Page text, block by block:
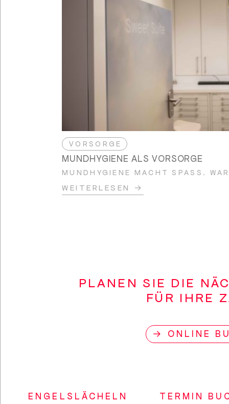
VORSORGE
MUNDHYGIENE ALS VORSORGE
MUNDHYGIENE MACHT SPASS.
WEITERLESEN →
PLANEN SIE DIE
FÜR IHRE
→ ONLINE
ENGELSLÄCHELN
TERMIN